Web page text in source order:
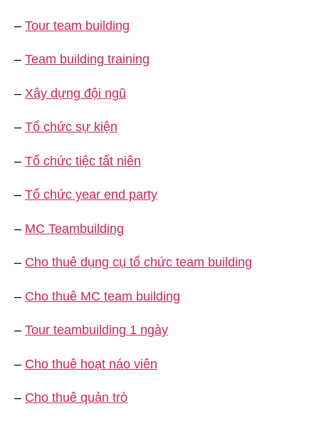
– Tour team building
– Team building training
– Xây dựng đội ngũ
– Tổ chức sự kiện
– Tổ chức tiệc tất niên
– Tổ chức year end party
– MC Teambuilding
– Cho thuê dụng cụ tổ chức team building
– Cho thuê MC team building
– Tour teambuilding 1 ngày
– Cho thuê hoạt náo viên
– Cho thuê quản trò